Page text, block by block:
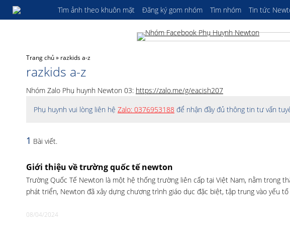
Tìm ảnh theo khuôn mặt Đăng ký gom nhóm Tìm nhóm Tin tức
Trang chủ» razkids a-z
razkids a-z
Nhóm Zalo Phụ huynh Newton 03: https://zalo.me/g/eacish207
Phụ huynh vui lòng liên hệ Zalo: 0376953188 để nhận đầy đủ thông tin tư vấn
1 Bài viết.
Giới thiệu về trường quốc tế newton
Trường Quốc Tế Newton là một hệ thống trường liên cấp tại Việt Nam, nằm trong
phát triển, Newton đã xây dựng chương trình giáo dục đặc biệt, tập trung vào yếu
08/04/2024